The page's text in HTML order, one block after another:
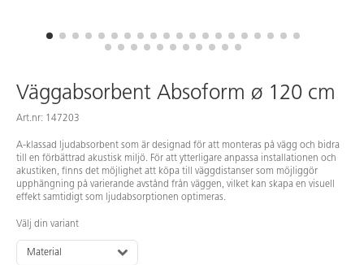
Väggabsorbent Absoform ø 120 cm
Art.nr: 147203
A-klassad ljudabsorbent som är designad för att monteras på vägg och bidra
till en förbättrad akustisk miljö. För att ytterligare anpassa installationen och
akustiken, finns det möjlighet att köpa till väggdistanser som möjliggör
upphängning på varierande avstånd från väggen, vilket kan skapa en visuell
effekt samtidigt som ljudabsorptionen optimeras.
Välj din variant
Material